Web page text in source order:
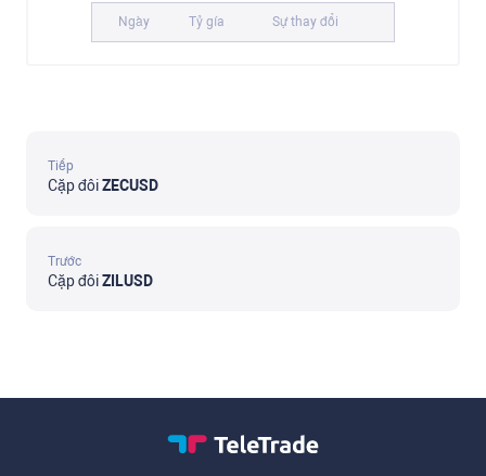
Ngày Tỷ gía Sự thay đổi
Tiếp
Cặp đôiZECUSD
Trước
Cặp đôiZILUSD